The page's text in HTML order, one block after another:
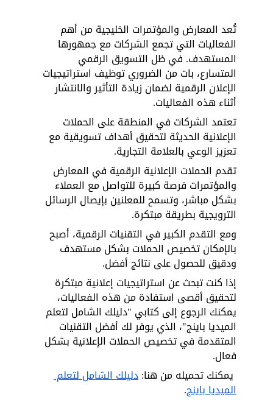
تُعد المعارض والمؤتمرات الخليجية من أهم
الفعاليات التي تجمع الشركات مع جمهورها
المستهدف. في ظل التسويق الرقمي
المتسارع، بات من الضروري توظيف استراتيجيات
الإعلان الرقمية لضمان زيادة التأثير والانتشار
أثناء هذه الفعاليات.
تعتمد الشركات في المنطقة على الحملات
الإعلانية الحديثة لتحقيق أهداف تسويقية مع
تعزيز الوعي بالعلامة التجارية.
تقدم الحملات الإعلانية الرقمية في المعارض
والمؤتمرات فرصة كبيرة للتواصل مع العملاء
بشكل مباشر، وتسمح للمعلنين بإيصال الرسائل
الترويجية بطريقة مبتكرة.
ومع التقدم الكبير في التقنيات الرقمية، أصبح
بالإمكان تخصيص الحملات بشكل مستهدف
ودقيق للحصول على نتائج أفضل.
إذا كنت تبحث عن استراتيجيات إعلانية مبتكرة
لتحقيق أقصى استفادة من هذه الفعاليات،
يمكنك الرجوع إلى كتابي "دليلك الشامل لتعلم
الميديا باينج"، الذي يوفر لك أفضل التقنيات
المتقدمة في تخصيص الحملات الإعلانية بشكل
فعال.
دليلك الشامل لتعلم
الميديا باينج.